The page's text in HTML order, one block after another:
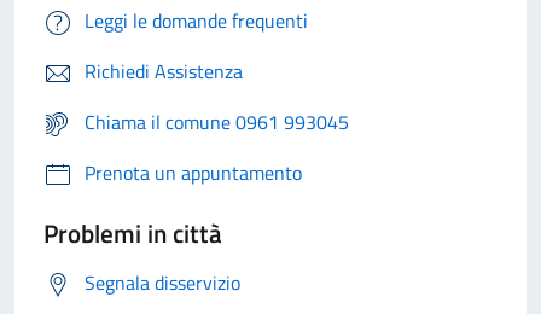
Leggi le domande frequenti
Richiedi Assistenza
Chiama il comune 0961 993045
Prenota un appuntamento
Problemi in città
Segnala disservizio